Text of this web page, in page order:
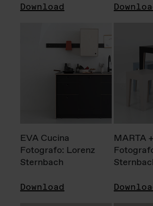
Download
EVA Cucina
Fotografo: Lorenz
Sternbach
Download
MARTA